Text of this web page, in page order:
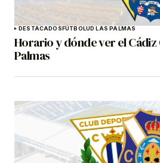
DESTACADOSFÚTBOLUD LAS PALMAS
Horario y dónde ver el Cádiz
Palmas